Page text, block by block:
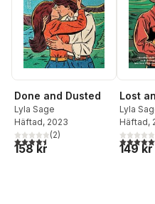
Done and Dusted
Lyla Sage
Häftad, 2023
4,5utav 5 stjärnor. Totalt antal
(2)
158 kr
Lost
Lyla
Häftad,
5,0utav
149 kr